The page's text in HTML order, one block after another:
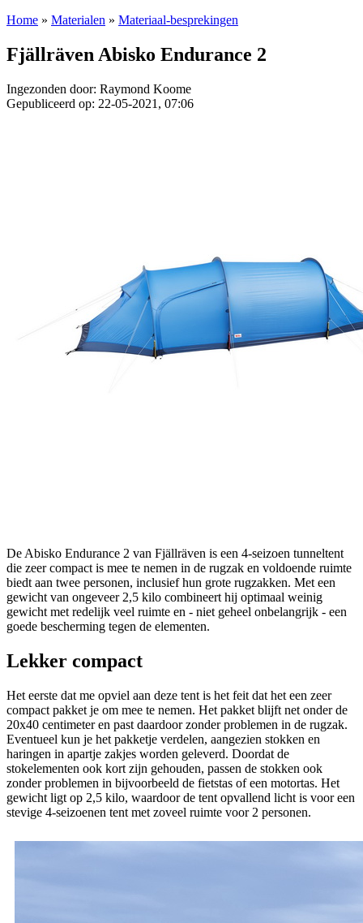
Home » Materialen » Materiaal-besprekingen
Fjällräven Abisko Endurance 2
Ingezonden door: Raymond Koome
Gepubliceerd op: 22-05-2021, 07:06
De Abisko Endurance 2 van Fjällräven is een 4-seizoen tunneltent
die zeer compact is mee te nemen in de rugzak en voldoende ruimte
biedt aan twee personen, inclusief hun grote rugzakken. Met een
gewicht van ongeveer 2,5 kilo combineert hij optimaal weinig
gewicht met redelijk veel ruimte en - niet geheel onbelangrijk - een
goede bescherming tegen de elementen.
Lekker compact
Het eerste dat me opviel aan deze tent is het feit dat het een zeer
compact pakket je om mee te nemen. Het pakket blijft net onder de
20x40 centimeter en past daardoor zonder problemen in de rugzak.
Eventueel kun je het pakketje verdelen, aangezien stokken en
haringen in apartje zakjes worden geleverd. Doordat de
stokelementen ook kort zijn gehouden, passen de stokken ook
zonder problemen in bijvoorbeeld de fietstas of een motortas. Het
gewicht ligt op 2,5 kilo, waardoor de tent opvallend licht is voor een
stevige 4-seizoenen tent met zoveel ruimte voor 2 personen.